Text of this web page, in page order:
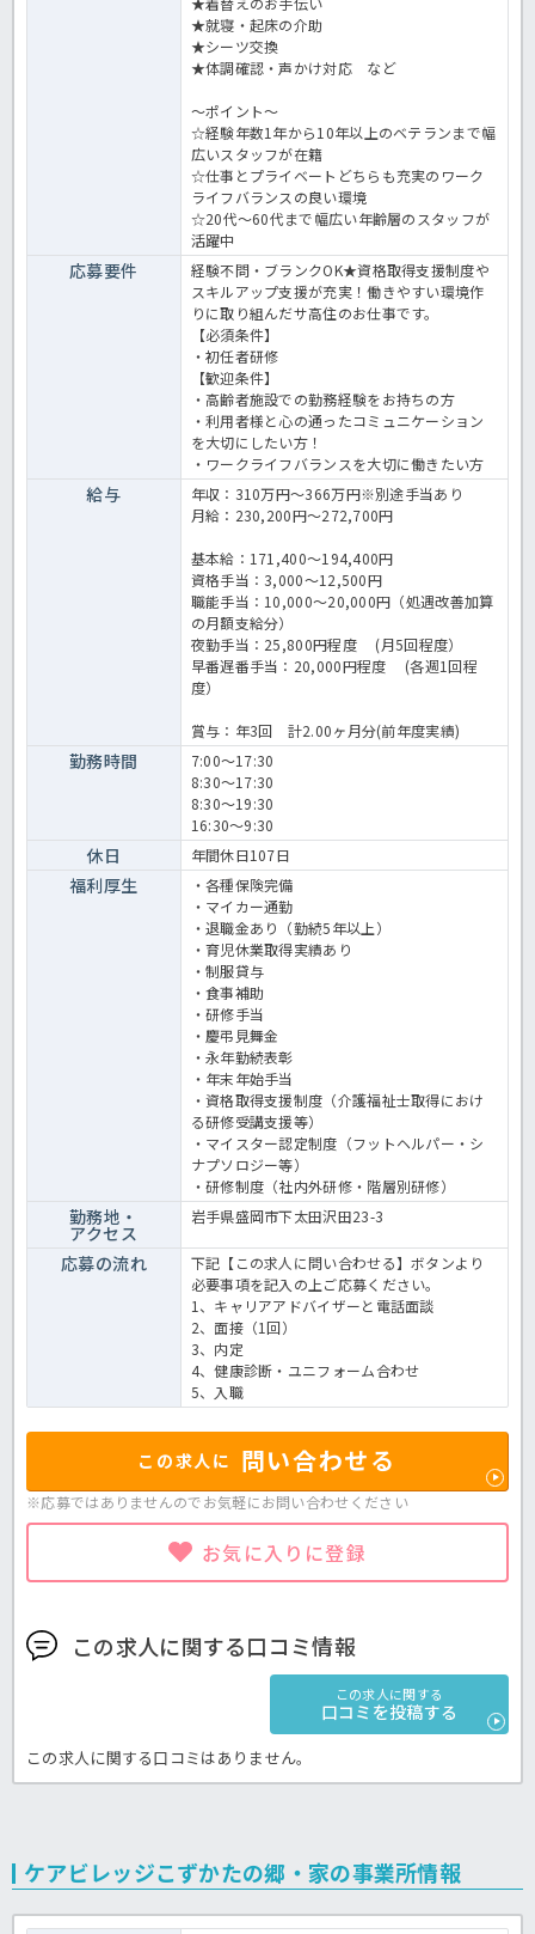
★就寝・起床の介助
★シーツ交換
★体調確認・声かけ対応 など
～ポイント～
☆経験年数1年から10年以上のベテランまで幅
広いスタッフが在籍
☆仕事とプライベートどちらも充実のワーク
ライフバランスの良い環境
☆20代～60代まで幅広い年齢層のスタッフが
活躍中
応募要件
経験不問・ブランクOK★資格取得支援制度や
スキルアップ支援が充実！働きやすい環境作
りに取り組んだサ高住のお仕事です。
【必須条件】
・初任者研修
【歓迎条件】
・高齢者施設での勤務経験をお持ちの方
・利用者様と心の通ったコミュニケーション
を大切にしたい方！
・ワークライフバランスを大切に働きたい方
給与
年収：310万円～366万円※別途手当あり
月給：230,200円～272,700円
基本給：171,400～194,400円
資格手当：3,000～12,500円
職能手当：10,000～20,000円（処遇改善加算
の月額支給分）
夜勤手当：25,800円程度 (月5回程度）
早番遅番手当：20,000円程度 (各週1回程
度）
賞与：年3回 計2.00ヶ月分(前年度実績)
勤務時間
7:00～17:30
8:30～17:30
8:30～19:30
16:30～9:30
休日 年間休日107日
福利厚生
・各種保険完備
・マイカー通勤
・退職金あり（勤続5年以上）
・育児休業取得実績あり
・制服貸与
・食事補助
・研修手当
・慶弔見舞金
・永年勤続表彰
・年末年始手当
・資格取得支援制度（介護福祉士取得におけ
る研修受講支援等）
・マイスター認定制度（フットヘルパー・シ
ナプソロジー等）
・研修制度（社内外研修・階層別研修）
勤務地・
アクセス
岩手県盛岡市下太田沢田23-3
応募の流れ
下記【この求人に問い合わせる】ボタンより
必要事項を記入の上ご応募ください。
1、キャリアアドバイザーと電話面談
2、面接（1回）
3、内定
4、健康診断・ユニフォーム合わせ
5、入職
この求人に 問い合わせる
※応募ではありませんのでお気軽にお問い合わせください
お気に入りに登録
この求人に関する口コミ情報
この求人に関する
口コミを投稿する
この求人に関する口コミはありません。
ケアビレッジこずかたの郷・家の事業所情報